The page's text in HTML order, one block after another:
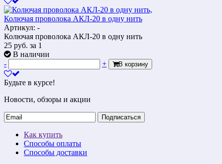
Колючая проволока АКЛ-20 в одну нить
Артикул: -
Колючая проволока АКЛ-20 в одну нить
25 руб. за 1
В наличии
-
+ В корзину
Будьте в курсе!
Новости, обзоры и акции
Подписаться
Как купить
Способы оплаты
Способы доставки